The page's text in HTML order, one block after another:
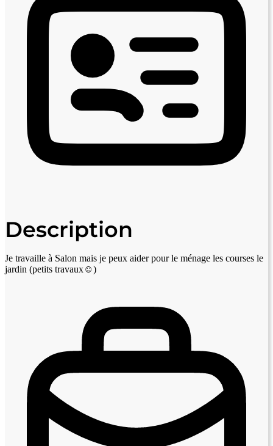
Description
Je travaille à Salon mais je peux aider pour le ménage les courses le
jardin (petits travaux☺️)